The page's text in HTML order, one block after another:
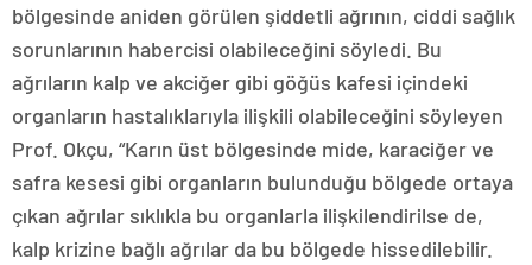
bölgesinde aniden görülen şiddetli ağrının, ciddi sağlık
sorunlarının habercisi olabileceğini söyledi. Bu
ağrıların kalp ve akciğer gibi göğüs kafesi içindeki
organların hastalıklarıyla ilişkili olabileceğini söyleyen
Prof. Okçu, “Karın üst bölgesinde mide, karaciğer ve
safra kesesi gibi organların bulunduğu bölgede ortaya
çıkan ağrılar sıklıkla bu organlarla ilişkilendirilse de,
kalp krizine bağlı ağrılar da bu bölgede hissedilebilir.